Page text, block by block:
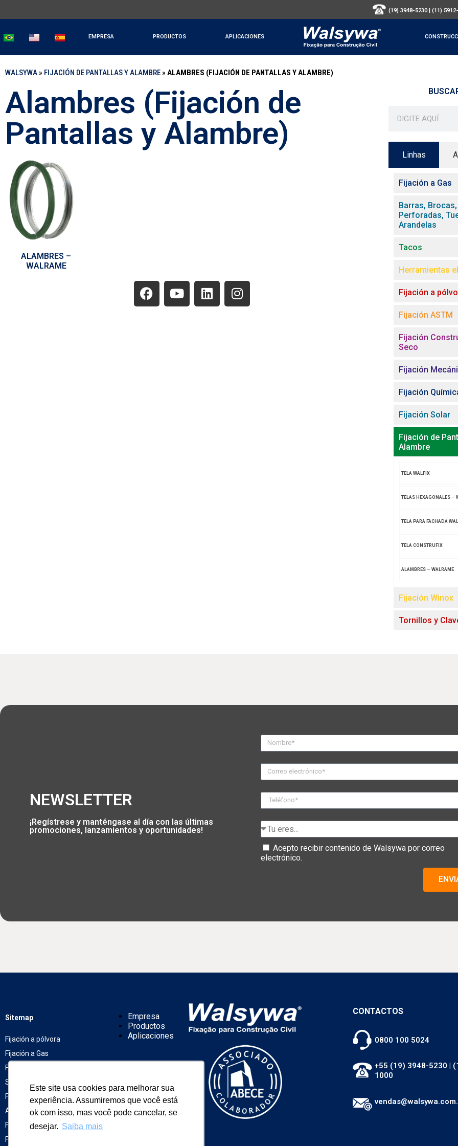
Este site usa cookies para melhorar sua
experiência. Assumiremos que você está
ok com isso, mas você pode cancelar, se
desejar. Saiba mais
(19) 3948-5230 |(11)
EMPRESA PRODUCTOS APLICACIONES
WALSYWA» FIJACIÓN DE PANTALLAS Y ALAMBRE» ALAMBRES (FIJACIÓN DE PANTALLAS Y ALAMBRE)
Alambres (Fijación de
Pantallas y Alambre)
ALAMBRES –
WALRAME
Linhas
Fijación a Gas
Barras,
Perforadas,
Arandelas
Tacos
Herramientas
Fijación a
Fijación ASTM
Fijación
Seco
Fijación
Fijación
Fijación Solar
Fijación de
Alambre
TELA WALFIX
TELAS HEXAGONALES –
TELA PARA FACHADA
TELA CONSTRUFIX
ALAMBRES – WALRAME
Fijación Winox
Tornillos y
NEWSLETTER
¡Regístrese y manténgase al día con las últimas
promociones, lanzamientos y oportunidades!
Acepto recibir contenido de Walsywa por correo
electrónico.
Sitemap
Fijación a pólvora
Fijación a Gas
Fijación Construcción en
Seco
Fijación de Pantallas y
Alambre
Fijación Química
Fijación Winox
Empresa
Productos
Aplicaciones
Aplicaciones
CONTACTOS
0800 100 5024
+55 (19) 3948-5230
1000